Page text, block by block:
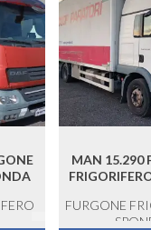
MAN 15.290
FURGONE